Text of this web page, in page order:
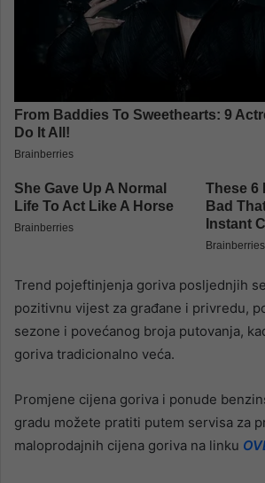
Trend pojeftinjenja goriva posljednjih
pozitivnu vijest za građane i privredu,
sezone i povećanog broja putovanja,
goriva tradicionalno veća.
Promjene cijena goriva i ponude
gradu možete pratiti putem servisa za
maloprodajnih cijena goriva na linku